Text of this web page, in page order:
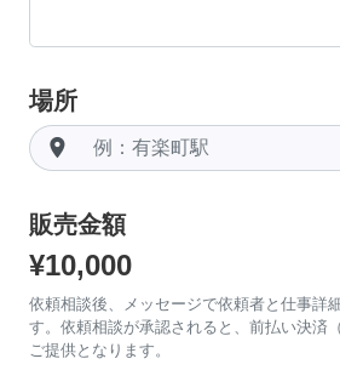
場所
room
販売金額
¥10,000
依頼相談後、メッセージで依頼者と仕事詳
す。依頼相談が承認されると、前払い決済
ご提供となります。